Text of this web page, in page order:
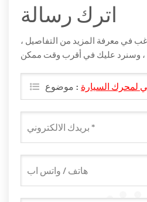
اترك رسالة
في معرفة المزيد من التفاصيل ،
موضوع : السيارة